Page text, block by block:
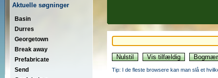
Aktuelle søgninger
Basin
Durres
Georgetown
Break away
Prefabricate
Send
Tip: I de fleste browsere kan man slå et